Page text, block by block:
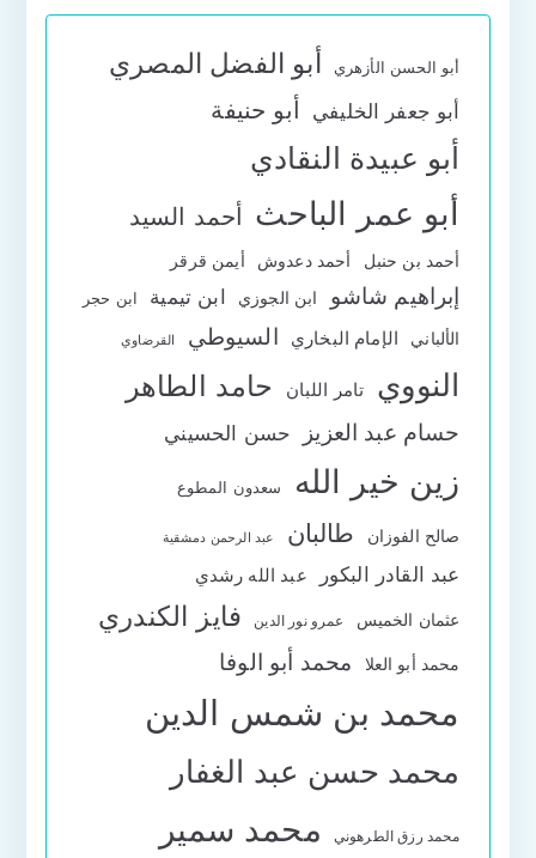
أبو الحسن الأزهري أبو الفضل المصري
أبو جعفر الخليفي أبو حنيفة
أبو عبيدة النقادي
أبو عمر الباحث أحمد السيد
أحمد بن حنبل أحمد دعدوش أيمن قرقر
إبراهيم شاشو ابن الجوزي ابن تيمية ابن حجر
الألباني الإمام البخاري السيوطي القرضاوي
النووي تامر اللبان حامد الطاهر
حسام عبد العزيز حسن الحسيني
زين خير الله سعدون المطوع
صالح الفوزان طالبان عبد الرحمن دمشقية
عبد القادر البكور عبد الله رشدي
عثمان الخميس عمرو نور الدين فايز الكندري
محمد أبو العلا محمد أبو الوفا
محمد بن شمس الدين
محمد حسن عبد الغفار
محمد رزق الطرهوني محمد سمير